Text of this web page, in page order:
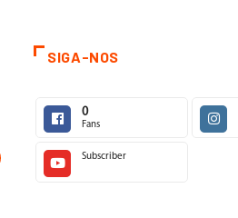
SIGA-NOS
0
Fans
Subscriber